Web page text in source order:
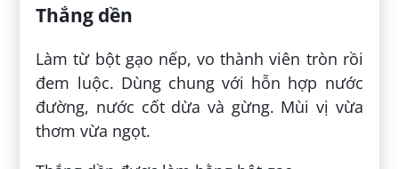
Thắng dền
Làm từ bột gạo nếp, vo thành viên tròn rồi
đem luộc. Dùng chung với hỗn hợp nước
đường, nước cốt dừa và gừng. Mùi vị vừa
thơm vừa ngọt.